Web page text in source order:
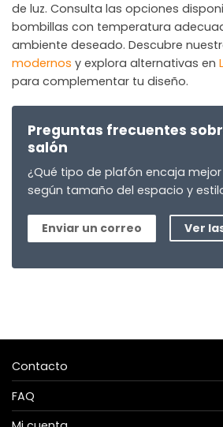
de luz. Consulta las opciones
bombillas con temperatura
ambiente deseado. Descubre
modernos y explora alternativas en
para complementar tu diseño.
Preguntas frecuentes
salón
¿Qué tipo de plafón encaja mejor
según tamaño del espacio y
Enviar un correo Ver
Contacto
FAQ